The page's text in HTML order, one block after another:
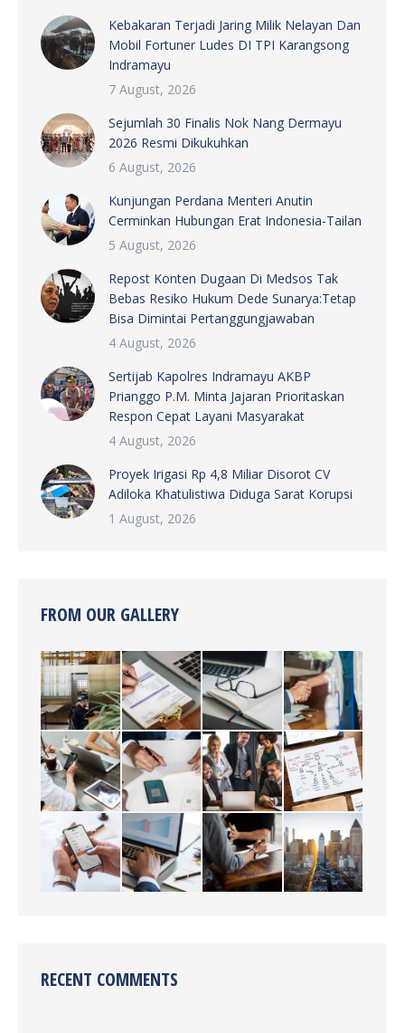
Kebakaran Terjadi Jaring Milik Nelayan Dan
Mobil Fortuner Ludes DI TPI Karangsong
Indramayu
7 August, 2026
Sejumlah 30 Finalis Nok Nang Dermayu
2026 Resmi Dikukuhkan
6 August, 2026
Kunjungan Perdana Menteri Anutin
Cerminkan Hubungan Erat Indonesia-Tailan
5 August, 2026
Repost Konten Dugaan Di Medsos Tak
Bebas Resiko Hukum Dede Sunarya:Tetap
Bisa Dimintai Pertanggungjawaban
4 August, 2026
Sertijab Kapolres Indramayu AKBP
Prianggo P.M. Minta Jajaran Prioritaskan
Respon Cepat Layani Masyarakat
4 August, 2026
Proyek Irigasi Rp 4,8 Miliar Disorot CV
Adiloka Khatulistiwa Diduga Sarat Korupsi
1 August, 2026
FROM OUR GALLERY
RECENT COMMENTS